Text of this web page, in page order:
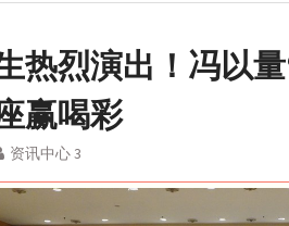
热烈演出！冯以
赢喝彩
资讯中心 3